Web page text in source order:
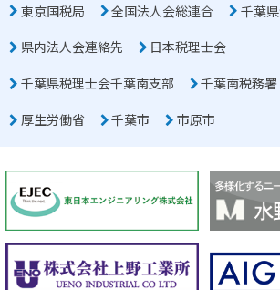
東京国税局 全国法人会総連合
千葉
県内法人会連絡先
日本税理士会
千葉県税理士会千葉南支部
千葉南税務署
厚生労働省
千葉市 市原市